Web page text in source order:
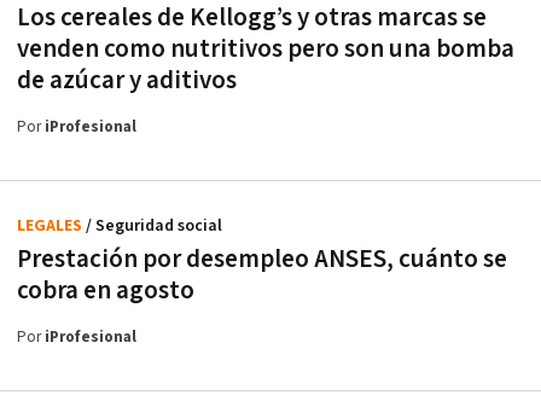
Los cereales de Kellogg’s y otras marcas se
venden como nutritivos pero son una bomba
de azúcar y aditivos
PoriProfesional
Prestación por desempleo ANSES, cuánto se
cobra en agosto
LEGALES / Seguridad social
PoriProfesional